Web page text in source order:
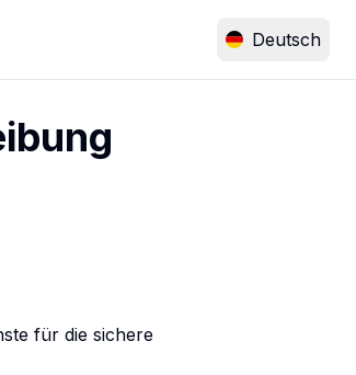
Deutsch
für die sichere